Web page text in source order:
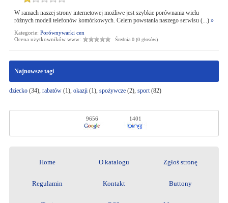
W ramach naszej strony internetowej możliwe jest szybkie porównania wielu
różnych modeli telefonów komórkowych. Celem powstania naszego serwisu (...) »
Kategorie: Porównywarki cen
Ocena użytkowników www:
Średnia 0 (0 głosów)
Najnowsze tagi
dziecko(34), rabatów(1), okazji(1), spożywcze(2), sport(82)
9656 1401
Home O katalogu Zgłoś stronę
Regulamin Kontakt Buttony